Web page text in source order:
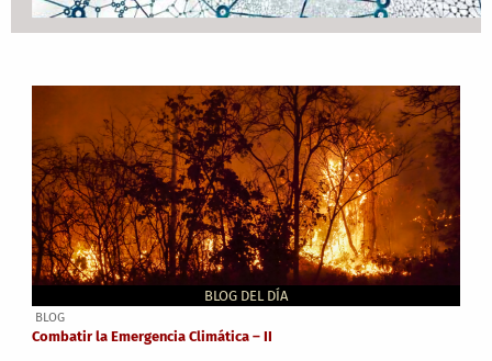
BLOG DEL DÍA
BLOG
Combatir la Emergencia Climática – II